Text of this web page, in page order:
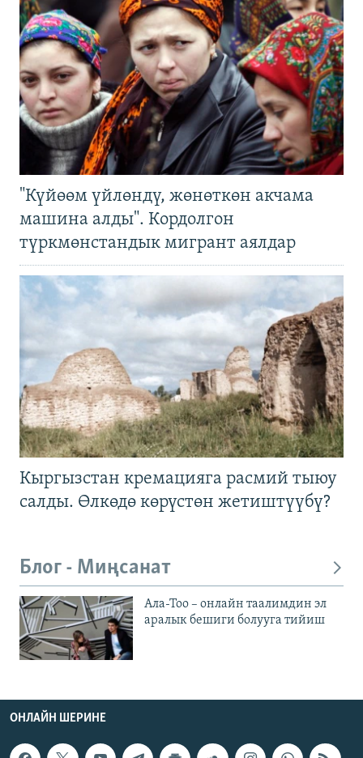
"Күйөөм үйлөндү, жөнөткөн акчама
машина алды". Кордолгон
түркмөнстандык мигрант аялдар
Кыргызстан кремацияга расмий тыюу
салды. Өлкөдө көрүстөн жетиштүүбү?
Блог - Миңсанат
Ала-Тоо – онлайн таалимдин эл
аралык бешиги болууга тийиш
ОНЛАЙН ШЕРИНЕ